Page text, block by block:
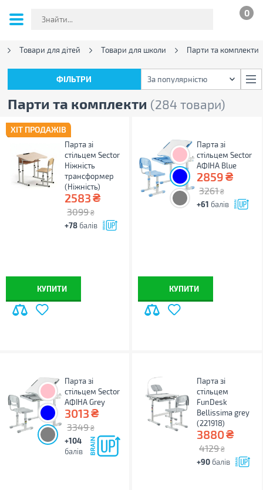
0
Товари для дітей Товари для школи Парти та комплекти
Парти та комплекти (284 товари)
ФІЛЬТРИ За популярністю
ХІТ ПРОДАЖІВ
Парта зі
стільцем Sector
Ніжність
трансформер
(Ніжність)
2583₴
3099 ₴
+78 балів
КУПИТИ
Парта зі
стільцем Sector
АФІНА Blue
2859₴
3261 ₴
+61 балів
КУПИТИ
Парта зі
стільцем Sector
АФІНА Grey
3013₴
3349 ₴
+104
балів
Парта зі
стільцем
FunDesk
Bellissima grey
(221918)
3880₴
4129 ₴
+90 балів
ФІЛЬТРИ За популярністю